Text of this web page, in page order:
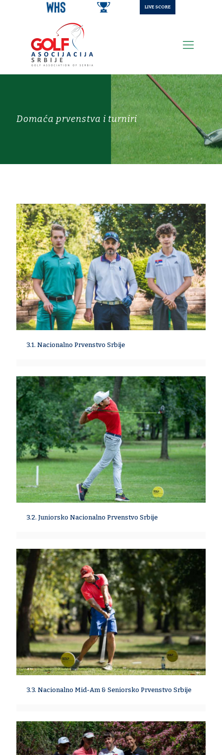
LIVE SCORE
Domaća prvenstva i turniri
3.1. Nacionalno Prvenstvo Srbije
3.2. Juniorsko Nacionalno Prvenstvo Srbije
3.3. Nacionalno Mid-Am & Seniorsko Prvenstvo Srbije